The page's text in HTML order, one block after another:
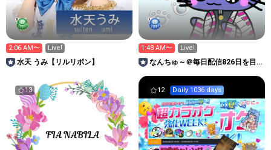
2:06 AM〜 Live!
水天 うみ【リルリボン】
1:48 AM〜 Live!
なんちゅ～＠毎日配信826日を目
13 12 Daily 1036 days